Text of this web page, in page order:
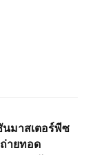
มาสเตอร์พีซ
ถ่ายทอด